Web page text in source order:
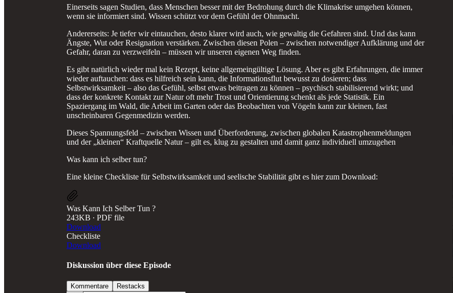
Einerseits sagen Studien, dass Menschen besser mit der Bedrohung durch die Klimakrise umgehen können,
wenn sie informiert sind. Wissen schützt vor dem Gefühl der Ohnmacht.
Andererseits: Je tiefer wir eintauchen, desto klarer wird auch, wie gewaltig die Gefahren sind. Und das kann
Ängste, Wut oder Resignation verstärken. Zwischen diesen Polen – zwischen notwendiger Aufklärung und der
Gefahr, daran zu verzweifeln – müssen wir unseren eigenen Weg finden.
Es gibt natürlich wieder mal kein Rezept, keine allgemeingültige Lösung. Aber es gibt Erfahrungen, die immer
wieder auftauchen: dass es hilfreich sein kann, die Informationsflut bewusst zu dosieren; dass
Selbstwirksamkeit – also das Gefühl, selbst etwas beitragen zu können – psychisch stabilisierend wirkt; und
dass der konkrete Kontakt zur Natur oft mehr Trost und Orientierung schenkt als jede Statistik. Ein
Spaziergang im Wald, die Arbeit im Garten oder das Beobachten von Vögeln kann zur kleinen, fast
unscheinbaren Gegenmedizin werden.
Dieses Spannungsfeld – zwischen Wissen und Überforderung, zwischen globalen Katastrophenmeldungen
und der „kleinen“ Kraftquelle Natur – gilt es, klug zu gestalten und damit ganz individuell umzugehen
Was kann ich selber tun?
Eine kleine Checkliste für Selbstwirksamkeit und seelische Stabilität gibt es hier zum Download:
Was Kann Ich Selber Tun ?
243KB ∙ PDF file
Download
Checkliste
Download
Diskussion über diese Episode
Kommentare Restacks